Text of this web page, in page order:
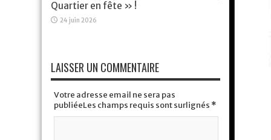
Quartier en fête » !
24 juin 2026
LAISSER UN COMMENTAIRE
Votre adresse email ne sera pas
publiéeLes champs requis sont surlignés *